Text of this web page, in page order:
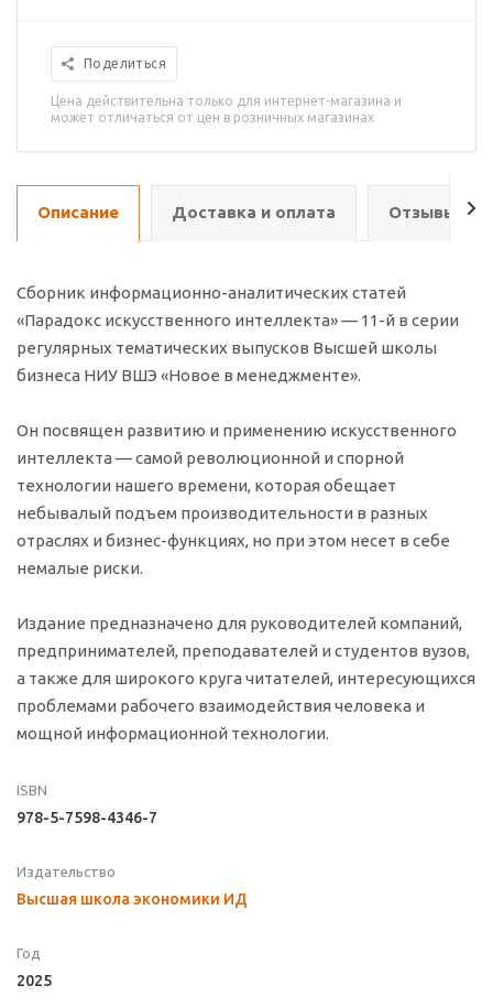
Поделиться
Цена действительна только для интернет-магазина и
может отличаться от цен в розничных магазинах
Описание Доставка и оплата Отзывы о
Сборник информационно-аналитических статей
«Парадокс искусственного интеллекта» — 11-й в серии
регулярных тематических выпусков Высшей школы
бизнеса НИУ ВШЭ «Новое в менеджменте».
Он посвящен развитию и применению искусственного
интеллекта — самой революционной и спорной
технологии нашего времени, которая обещает
небывалый подъем производительности в разных
отраслях и бизнес-функциях, но при этом несет в себе
немалые риски.
Издание предназначено для руководителей компаний,
предпринимателей, преподавателей и студентов вузов,
а также для широкого круга читателей, интересующихся
проблемами рабочего взаимодействия чело­века и
мощной информационной технологии.
ISBN
978-5-7598-4346-7
Издательство
Высшая школа экономики ИД
Год
2025